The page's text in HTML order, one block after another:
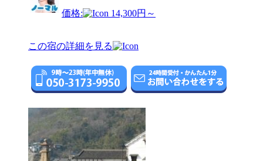
価格: 14,300円～
この宿の詳細を見る